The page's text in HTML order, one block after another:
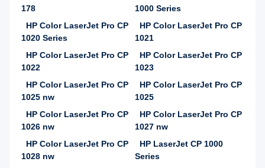
178
1000 Series
HP Color LaserJet Pro CP
1020 Series
HP Color LaserJet Pro CP
1021
HP Color LaserJet Pro CP
1022
HP Color LaserJet Pro CP
1023
HP Color LaserJet Pro CP
1025 nw
HP Color LaserJet Pro CP
1025
HP Color LaserJet Pro CP
1026 nw
HP Color LaserJet Pro CP
1027 nw
HP Color LaserJet Pro CP
1028 nw
HP LaserJet CP 1000
Series